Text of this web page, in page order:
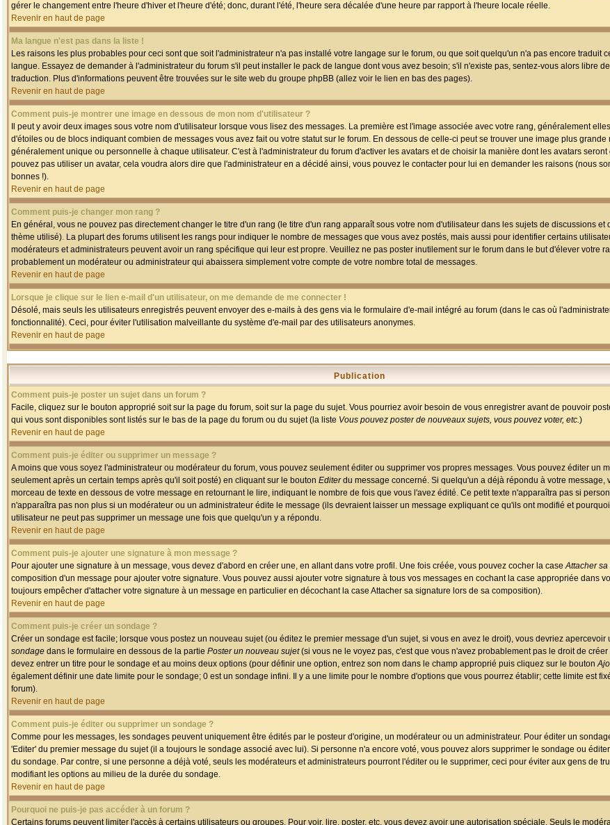
gérer le changement entre l'heure d'hiver et l'heure d'été; donc, durant l'été, l'heure sera décalée d'une heure par rapport à l'heure locale réelle.
Revenir en haut de page
Ma langue n'est pas dans la liste !
Les raisons les plus probables pour ceci sont que soit l'administrateur n'a pas installé votre langage sur le forum, ou que soit quelqu'un n'a pas encore traduit
langue. Essayez de demander à l'administrateur du forum s'il peut installer le pack de langue dont vous avez besoin; s'il n'existe pas, sentez-vous alors libre
traduction. Plus d'informations peuvent être trouvées sur le site web du groupe phpBB (allez voir le lien en bas des pages).
Revenir en haut de page
Comment puis-je montrer une image en dessous de mon nom d'utilisateur ?
Il peut y avoir deux images sous votre nom d'utilisateur lorsque vous lisez des messages. La première est l'image associée avec votre rang, généralement
d'étoiles ou de blocs indiquant combien de messages vous avez fait ou votre statut sur le forum. En dessous de celle-ci peut se trouver une image plus grande
généralement unique ou personnelle à chaque utilisateur. C'est à l'administrateur du forum d'activer les avatars et de choisir la manière dont les avatars
pouvez pas utiliser un avatar, cela voudra alors dire que l'administrateur en a décidé ainsi, vous pouvez le contacter pour lui en demander les raisons (nous
bonnes !).
Revenir en haut de page
Comment puis-je changer mon rang ?
En général, vous ne pouvez pas directement changer le titre d'un rang (le titre d'un rang apparaît sous votre nom d'utilisateur dans les sujets de discussions et
thème utilisé). La plupart des forums utilisent les rangs pour indiquer le nombre de messages que vous avez postés, mais aussi pour identifier certains
modérateurs et administrateurs peuvent avoir un rang spécifique qui leur est propre. Veuillez ne pas poster inutilement sur le forum dans le but d'élever votre
probablement un modérateur ou administrateur qui abaissera simplement votre compte de votre nombre total de messages.
Revenir en haut de page
Lorsque je clique sur le lien e-mail d'un utilisateur, on me demande de me connecter !
Désolé, mais seuls les utilisateurs enregistrés peuvent envoyer des e-mails à des gens via le formulaire d'e-mail intégré au forum (dans le cas où
fonctionnalité). Ceci, pour éviter l'utilisation malveillante du système d'e-mail par des utilisateurs anonymes.
Revenir en haut de page
Publication
Comment puis-je poster un sujet dans un forum ?
Facile, cliquez sur le bouton approprié soit sur la page du forum, soit sur la page du sujet. Vous pourriez avoir besoin de vous enregistrer avant de pouvoir
qui vous sont disponibles sont listés sur le bas de la page du forum ou du sujet (la liste Vous pouvez poster de nouveaux sujets, vous pouvez voter, etc.)
Revenir en haut de page
Comment puis-je éditer ou supprimer un message ?
A moins que vous soyez l'administrateur ou modérateur du forum, vous pouvez seulement éditer ou supprimer vos propres messages. Vous pouvez éditer un
seulement après un certain temps après qu'il soit posté) en cliquant sur le bouton Editerdu message concerné. Si quelqu'un a déjà répondu à votre message,
morceau de texte en dessous de votre message en retournant le lire, indiquant le nombre de fois que vous l'avez édité. Ce petit texte n'apparaîtra pas si
n'apparaîtra pas non plus si un modérateur ou un administrateur édite le message (ils devraient laisser un message expliquant ce qu'ils ont modifié et
utilisateur ne peut pas supprimer un message une fois que quelqu'un y a répondu.
Revenir en haut de page
Comment puis-je ajouter une signature à mon message ?
Pour ajouter une signature à un message, vous devez d'abord en créer une, en allant dans votre profil. Une fois créée, vous pouvez cocher la caseAttacher
composition d'un message pour ajouter votre signature. Vous pouvez aussi ajouter votre signature à tous vos messages en cochant la case appropriée dans
toujours empêcher d'attacher votre signature à un message en particulier en décochant la case Attacher sa signature lors de sa composition).
Revenir en haut de page
Comment puis-je créer un sondage ?
Créer un sondage est facile; lorsque vous postez un nouveau sujet (ou éditez le premier message d'un sujet, si vous en avez le droit), vous devriez
sondage dans le formulaire en dessous de la partie Poster un nouveau sujet(si vous ne le voyez pas, c'est que vous n'avez probablement pas le droit de
devez entrer un titre pour le sondage et au moins deux options (pour définir une option, entrez son nom dans le champ approprié puis cliquez sur le bouton
également définir une date limite pour le sondage; 0 est un sondage infini. Il y a une limite pour le nombre d'options que vous pourrez établir; cette limite est
forum).
Revenir en haut de page
Comment puis-je éditer ou supprimer un sondage ?
Comme pour les messages, les sondages peuvent uniquement être édités par le posteur d'origine, un modérateur ou un administrateur. Pour éditer un
'Editer' du premier message du sujet (il a toujours le sondage associé avec lui). Si personne n'a encore voté, vous pouvez alors supprimer le sondage ou
du sondage. Par contre, si une personne a déjà voté, seuls les modérateurs et administrateurs pourront l'éditer ou le supprimer, ceci pour éviter aux gens de
modifiant les options au milieu de la durée du sondage.
Revenir en haut de page
Pourquoi ne puis-je pas accéder à un forum ?
Certains forums peuvent limiter l'accès à certains utilisateurs ou groupes. Pour voir, lire, poster, etc. vous devez avoir une autorisation spéciale. Seuls le